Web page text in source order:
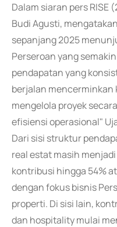
Dalam siaran pers RISE
Budi Agusti,
sepanjang 2025
Perseroan yang
pendapatan yang
berjalan mencerminkan
mengelola proyek
efisiensi operasional"
Dari sisi struktur
real estat masih
kontribusi hingga 54%
dengan fokus bisnis
properti. Di sisi lain,
dan hospitality mulai